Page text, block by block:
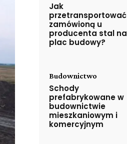
Jak
przetransportować
zamówioną u
producenta stal na
plac budowy?
Budownictwo
Schody
prefabrykowane w
budownictwie
mieszkaniowym i
komercyjnym